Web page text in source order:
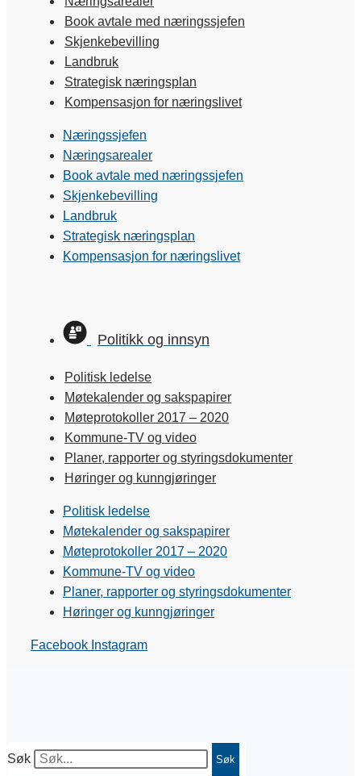
Book avtale med næringssjefen
Skjenkebevilling
Landbruk
Strategisk næringsplan
Kompensasjon for næringslivet
Næringssjefen
Næringsarealer
Book avtale med næringssjefen
Skjenkebevilling
Landbruk
Strategisk næringsplan
Kompensasjon for næringslivet
Politikk og innsyn
Politisk ledelse
Møtekalender og sakspapirer
Møteprotokoller 2017 – 2020
Kommune-TV og video
Planer, rapporter og styringsdokumenter
Høringer og kunngjøringer
Politisk ledelse
Møtekalender og sakspapirer
Møteprotokoller 2017 – 2020
Kommune-TV og video
Planer, rapporter og styringsdokumenter
Høringer og kunngjøringer
Facebook Instagram
Søk Søk